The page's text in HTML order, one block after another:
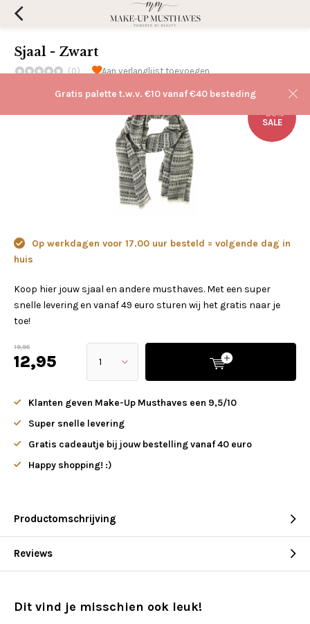
Gratis palette t.w.v. €10 vanaf €40 besteding
Sjaal - Zwart
(0) Aan verlanglijst toevoegen
-35%
SALE
Op werkdagen voor 17.00 uur besteld = volgende dag in
huis
Koop hier jouw sjaal en andere musthaves. Met een super
snelle levering en vanaf 49 euro sturen wij het gratis naar je
toe!
19,95
12,95
Klanten geven Make-Up Musthaves een 9,5/10
Super snelle levering
Gratis cadeautje bij jouw bestelling vanaf 40 euro
Happy shopping! :)
Productomschrijving
Reviews
Dit vind je misschien ook leuk!